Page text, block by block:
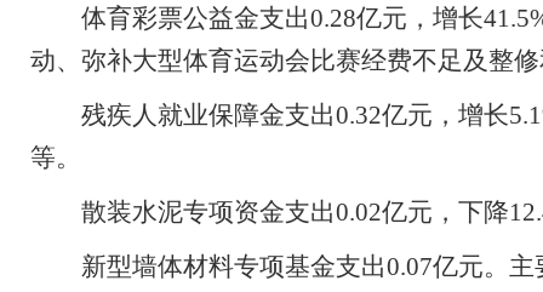
体育彩票公益金支出0.28亿元，增长
动、弥补大型体育运动会比赛经费不足及整
残疾人就业保障金支出0.32亿元，增长
等。
散装水泥专项资金支出0.02亿元，下降
新型墙体材料专项基金支出0.07亿元。主